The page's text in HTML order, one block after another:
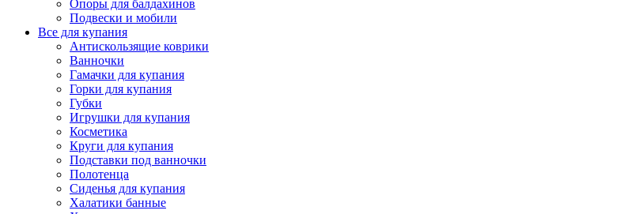
Опоры для балдахинов
Подвески и мобили
Все для купания
Антискользящие коврики
Ванночки
Гамачки для купания
Горки для купания
Губки
Игрушки для купания
Косметика
Круги для купания
Подставки под ванночки
Полотенца
Сиденья для купания
Халатики банные